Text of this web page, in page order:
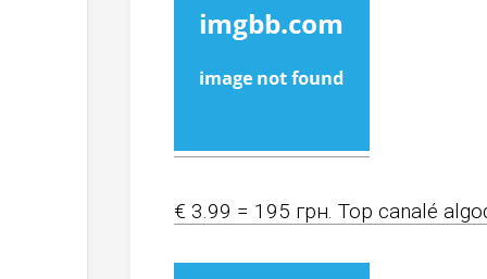
€ 3.99 = 195 грн. Top canalé